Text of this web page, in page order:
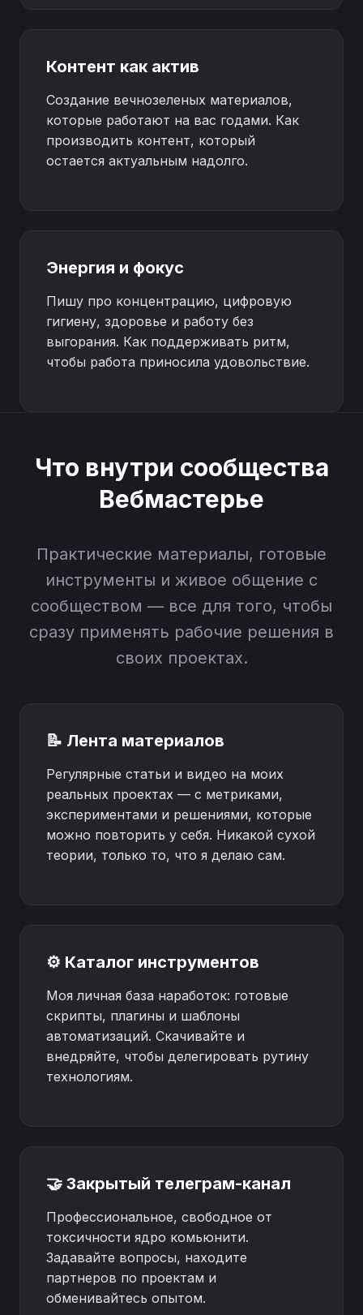
Контент как актив
Создание вечнозеленых материалов,
которые работают на вас годами. Как
производить контент, который
остается актуальным надолго.
Энергия и фокус
Пишу про концентрацию, цифровую
гигиену, здоровье и работу без
выгорания. Как поддерживать ритм,
чтобы работа приносила удовольствие.
Что внутри сообщества
Вебмастерье
Практические материалы, готовые
инструменты и живое общение с
сообществом — все для того, чтобы
сразу применять рабочие решения в
своих проектах.
📝 Лента материалов
Регулярные статьи и видео на моих
реальных проектах — с метриками,
экспериментами и решениями, которые
можно повторить у себя. Никакой сухой
теории, только то, что я делаю сам.
⚙️ Каталог инструментов
Моя личная база наработок: готовые
скрипты, плагины и шаблоны
автоматизаций. Скачивайте и
внедряйте, чтобы делегировать рутину
технологиям.
🤝 Закрытый телеграм-канал
Профессиональное, свободное от
токсичности ядро комьюнити.
Задавайте вопросы, находите
партнеров по проектам и
обменивайтесь опытом.